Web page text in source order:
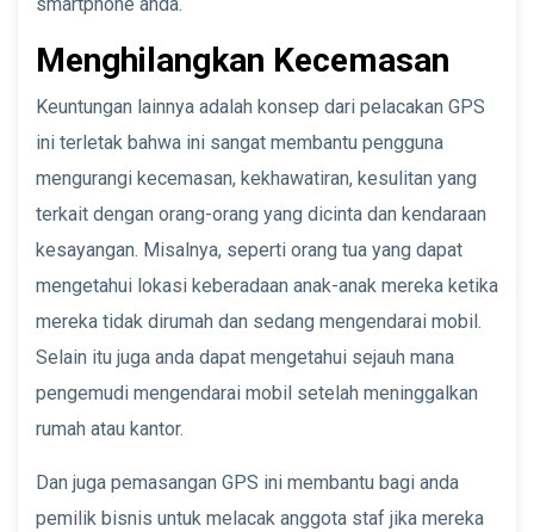
Menghilangkan Kecemasan
Keuntungan lainnya adalah konsep dari pelacakan GPS
ini terletak bahwa ini sangat membantu pengguna
mengurangi kecemasan, kekhawatiran, kesulitan yang
terkait dengan orang-orang yang dicinta dan kendaraan
kesayangan. Misalnya, seperti orang tua yang dapat
mengetahui lokasi keberadaan anak-anak mereka ketika
mereka tidak dirumah dan sedang mengendarai mobil.
Selain itu juga anda dapat mengetahui sejauh mana
pengemudi mengendarai mobil setelah meninggalkan
rumah atau kantor.
Dan juga pemasangan GPS ini membantu bagi anda
pemilik bisnis untuk melacak anggota staf jika mereka